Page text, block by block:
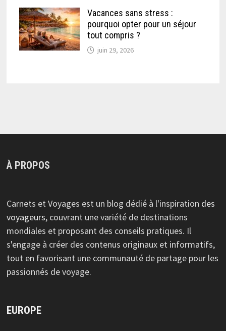
Vacances sans stress :
pourquoi opter pour un séjour
tout compris ?
juin 29, 2026
À PROPOS
Carnets et Voyages est un blog dédié à l'inspiration des
voyageurs, couvrant une variété de destinations
mondiales et proposant des conseils pratiques. Il
s'engage à créer des contenus originaux et informatifs,
tout en favorisant une communauté de partage pour les
passionnés de voyage.
EUROPE